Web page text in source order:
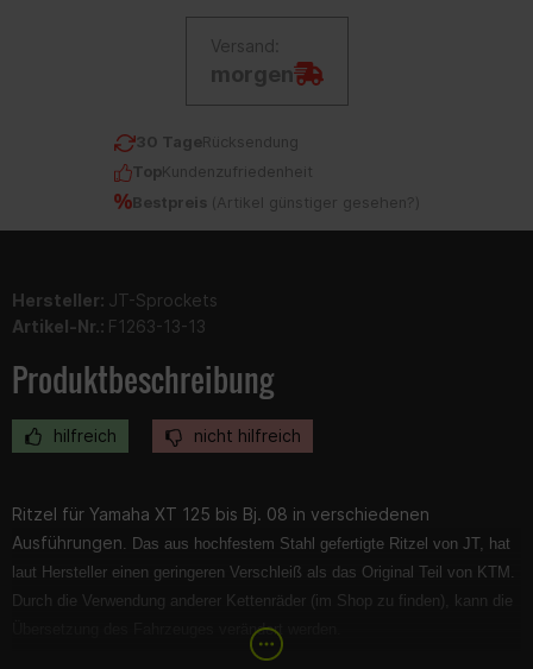
Versand:
morgen
30 TageRücksendung
TopKundenzufriedenheit
Bestpreis ( Artikel günstiger gesehen? )
Hersteller: JT-Sprockets
Artikel-Nr.: F1263-13-13
Produktbeschreibung
hilfreich nicht hilfreich
Ritzel für Yamaha XT 125 bis Bj. 08 in verschiedenen
Ausführungen
Das aus hochfestem Stahl gefertigte Ritzel von JT, hat
laut Hersteller einen geringeren Verschleiß als das Original Teil von KTM.
Durch die Verwendung anderer Kettenräder (im Shop zu finden), kann die
Übersetzung des Fahrzeuges verändert werden.